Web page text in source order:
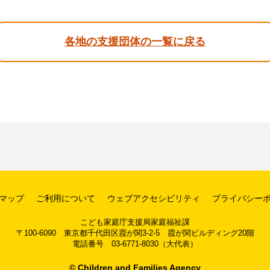
各地の支援団体の一覧に戻る
ップ ご利用について ウェブアクセシビリティ プライバシー
こども家庭庁支援局家庭福祉課
〒100-6090 東京都千代田区霞が関3-2-5 霞が関ビルディング20階
電話番号 03-6771-8030（大代表）
© Children and Families Agency